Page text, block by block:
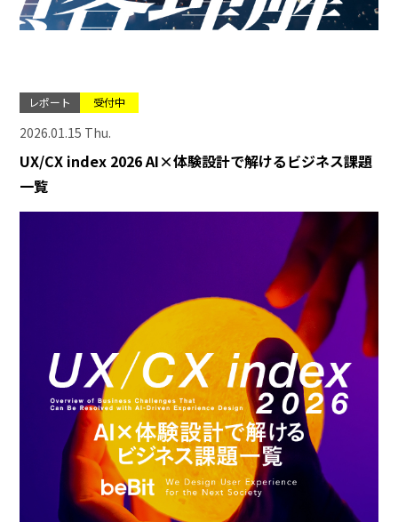
レポート 受付中
2026.01.15 Thu.
UX/CX index 2026 AI×体験設計で解けるビジネス課題
一覧